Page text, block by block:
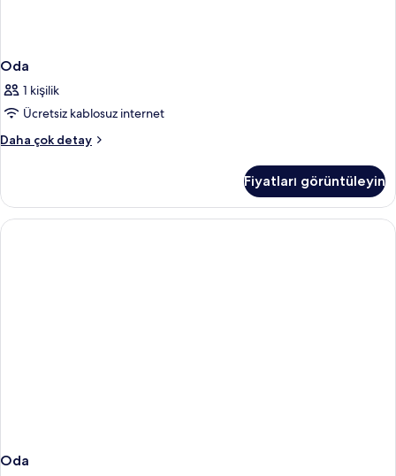
Oda
1 kişilik
Ücretsiz kablosuz internet
Daha çok detay
Oda
detay
Fiyatları görüntüleyin
Oda